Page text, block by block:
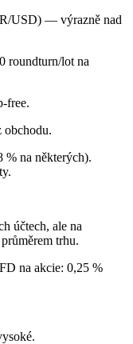
USD) — výrazně nad
roundturn/lot na
free.
obchodu.
% na některých).
účtech, ale na
trhu.
na akcie: 0,25 %